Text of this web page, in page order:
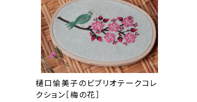
樋口愉美子のビブリオテークコレ
クション［梅の花］